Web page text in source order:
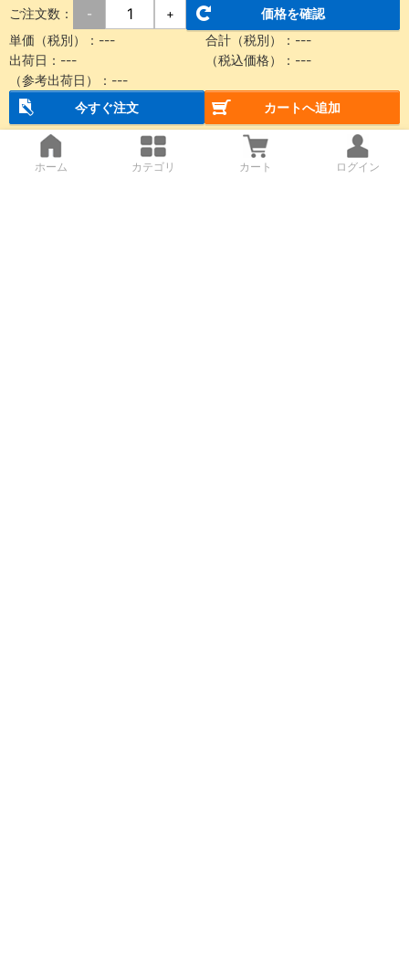
ご注文数： - +
価格を確認
単価（税別）： --- 合計（税別）： ---
出荷日： --- （税込価格）： ---
（参考出荷日）： ---
今すぐ注文
カートへ追加
ホーム カテゴリ カート ログイン